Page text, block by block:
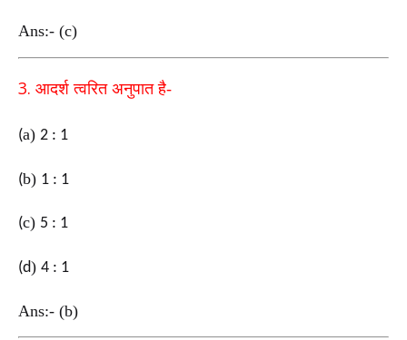
Ans:- (c)
3. आदर्श त्वरित अनुपात है-
(a) 2 : 1
(b) 1 : 1
(c) 5 : 1
(d) 4 : 1
Ans:- (b)